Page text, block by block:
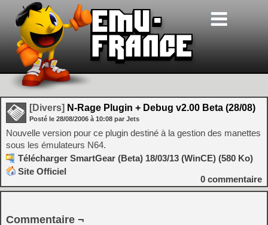
[Divers] N-Rage Plugin + Debug v2.00 Beta (28/08)
Posté le 28/08/2006 à 10:08 par Jets
Nouvelle version pour ce plugin destiné à la gestion des manettes
sous les émulateurs N64.
Télécharger SmartGear (Beta) 18/03/13 (WinCE) (580 Ko)
Site Officiel
0 commentaire
Commentaire ¬